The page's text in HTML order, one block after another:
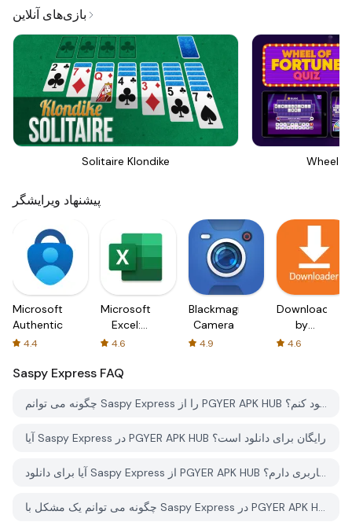
بازی‌های آنلاین
Solitaire Klondike Wheel
پیشنهاد ویرایشگر
Microsoft
Authenticator
4.4
Microsoft
Excel:
Spreadsheets
4.6
Blackmagic
Camera
4.9
Downloader
by
AFTVnews
4.6
Saspy Express FAQ
چگونه می توانم Saspy Express را از PGYER APK HUB دانلود کنم؟
آیا Saspy Express در PGYER APK HUB رایگان برای دانلود است؟
آیا برای دانلود Saspy Express از PGYER APK HUB نیاز به حساب کاربری دارم؟
چگونه می توانم یک مشکل با Saspy Express در PGYER APK HUB گزارش دهم؟